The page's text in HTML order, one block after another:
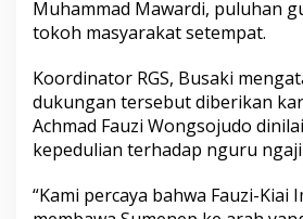
t
u
F
a
u
z
i
K
Muhammad Mawardi, puluhan
tokoh masyarakat setempat.
Koordinator RGS, Busaki
dukungan tersebut diberikan
Achmad Fauzi Wongsojudo
kepedulian terhadap nguru ngaji
“Kami percaya bahwa Fauzi-Kiai